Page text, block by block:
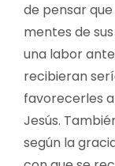
de pensar
mentes de
una labor
recibieran
favorecerles
Jesús.
según la